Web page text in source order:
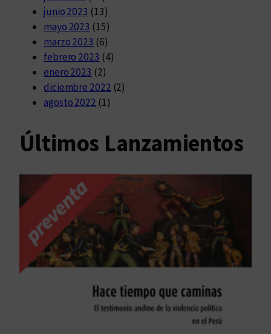
junio 2023 (13)
mayo 2023 (15)
marzo 2023 (6)
febrero 2023 (4)
enero 2023 (2)
diciembre 2022 (2)
agosto 2022 (1)
Últimos Lanzamientos